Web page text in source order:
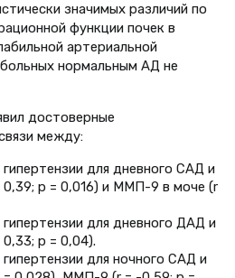
значимых различий по
функции почек в
артериальной
больных нормальным АД не
достоверные
между:
для дневного САД и
p = 0,016) и ММП-9 в моче (r
для дневного ДАД и
p = 0,04).
для ночного САД и